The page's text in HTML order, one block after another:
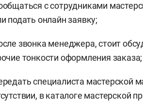
с сотрудниками
подать онлайн заявку;
звонка менеджера, стоит
тонкости оформления заказа;
специалиста мастерской
в каталоге мастерской